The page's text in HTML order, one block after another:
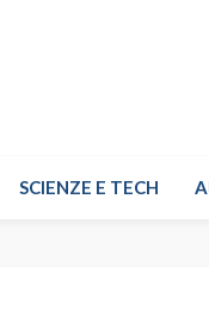
SCIENZE E TECH